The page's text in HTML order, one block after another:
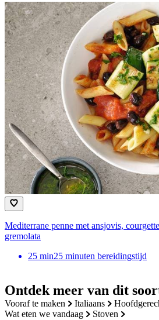
Ontdek meer van dit
vooraf te maken italiaans
wat eten we vandaag
stoven
Mediterrane penne met ansjovis,
gremolata
25 min25 minuten bereidingstijd